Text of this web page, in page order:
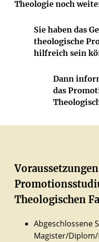
Theologie noch
Sie haben das
theologische
hilfreich sein
Dann
das
Theologischen
Abgeschlossene
Magister/